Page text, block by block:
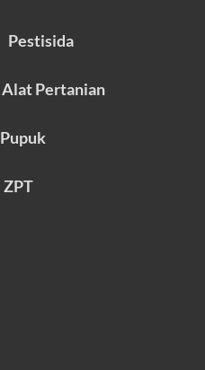
Pestisida
Alat Pertanian
Pupuk
ZPT